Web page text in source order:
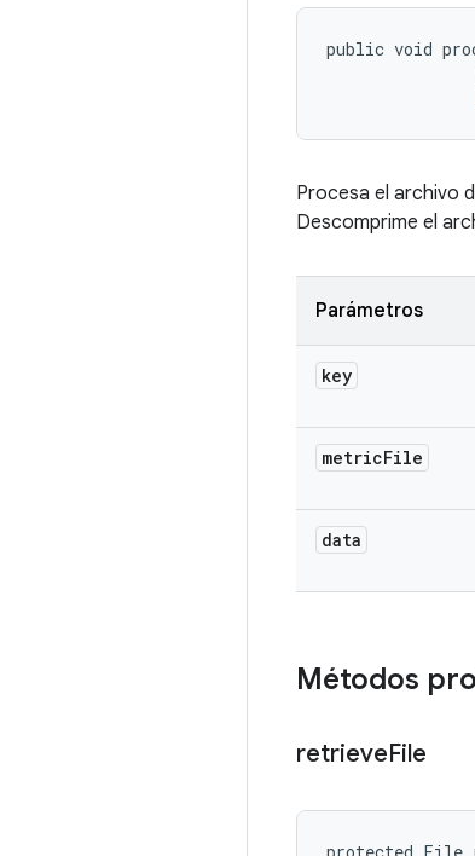
public void
Procesa el archivo
Descomprime el
Parámetros
key
metricFile
data
Métodos
retrieveFile